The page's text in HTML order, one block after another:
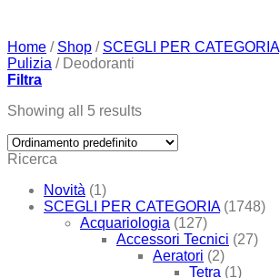
Home / Shop / SCEGLI PER CATEGORIA
Pulizia /Deodoranti
Filtra
Showing all 5 results
Ricerca
Novità (1)
SCEGLI PER CATEGORIA (1748)
Acquariologia (127)
Accessori Tecnici (27)
Aeratori (2)
Tetra (1)